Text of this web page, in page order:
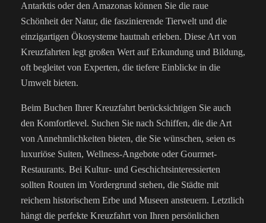
Antarktis oder den Amazonas können Sie die raue
Schönheit der Natur, die faszinierende Tierwelt und die
einzigartigen Ökosysteme hautnah erleben. Diese Art von
Kreuzfahrten legt großen Wert auf Erkundung und Bildung,
oft begleitet von Experten, die tiefere Einblicke in die
Umwelt bieten.
Beim Buchen Ihrer Kreuzfahrt berücksichtigen Sie auch
den Komfortlevel. Suchen Sie nach Schiffen, die die Art
von Annehmlichkeiten bieten, die Sie wünschen, seien es
luxuriöse Suiten, Wellness-Angebote oder Gourmet-
Restaurants. Bei Kultur- und Geschichtsinteressierten
sollten Routen im Vordergrund stehen, die Städte mit
reichem historischem Erbe und Museen ansteuern. Letztlich
hängt die perfekte Kreuzfahrt von Ihren persönlichen